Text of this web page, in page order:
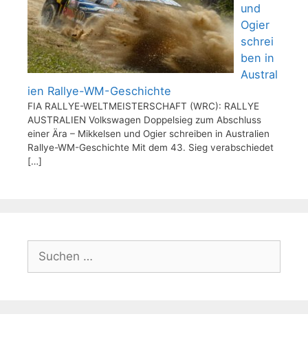
und
Ogier
schrei
ben in
Austral
ien Rallye-WM-Geschichte
FIA RALLYE-WELTMEISTERSCHAFT (WRC): RALLYE
AUSTRALIEN Volkswagen Doppelsieg zum Abschluss
einer Ära – Mikkelsen und Ogier schreiben in Australien
Rallye-WM-Geschichte Mit dem 43. Sieg verabschiedet
[…]
Suchen
nach: